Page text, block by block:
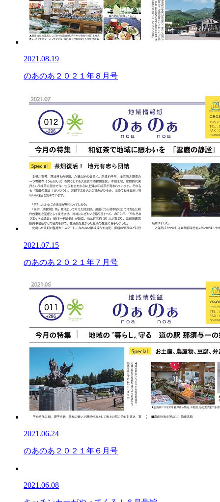
2021.08.19
のあのあ２０２１年８月号
2021.07.15
のあのあ２０２１年７月号
2021.06.24
のあのあ２０２１年６月号
2021.06.08